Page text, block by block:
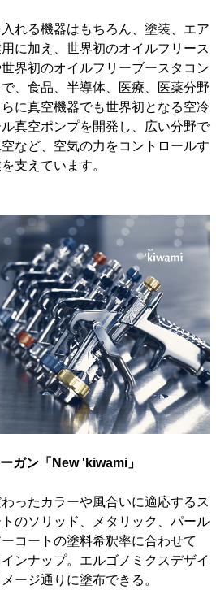
れる機器はもちろん、塗装、エア
に加え、世界初のオイルフリース
界初のオイルフリーブースタコン
、食品、半導体、医療、医薬分野
に真空機器でも世界初となる空冷
真空ポンプを開発し、広い分野で
など、空気の力をコントロールす
支えています。
ガン「New 'kiwami」
ったカラーや風合いに適応するス
のソリッド、メタリック、パール
コートの塗料希釈率に合わせて
ンナップ。エルゴノミクスデザイ
ージ通りに塗布できる。